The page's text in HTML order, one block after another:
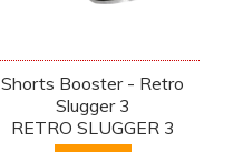
Shorts Booster - Retro
Slugger 3
RETRO SLUGGER 3